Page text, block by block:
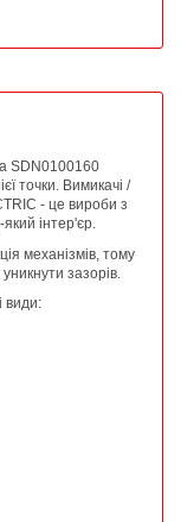
SDN0100160
точки. Вимикачі /
- це вироби з
інтер'єр.
механізмів, тому
зазорів.
види: